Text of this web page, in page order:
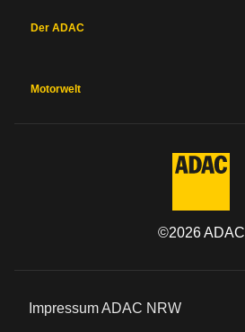
Der ADAC
Motorwelt
©2026ADAC
Impressum ADAC NRW